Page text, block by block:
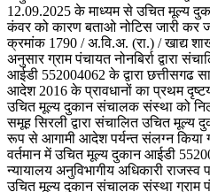
12.09.2025 के माध्यम से उचित मूल्य
कंवर को कारण बताओ नोटिस जारी कर
क्रमांक 1790 / अ.वि.अ. (रा.) / खाद्य
अनुसार ग्राम पंचायत नोनबिर्रा द्वारा
आईडी 552004062 के द्वारा छत्तीसगढ
आदेश 2016 के प्रावधानों का प्रथम
उचित मूल्य दुकान संचालक संस्था को
समूह सिरली द्वारा संचालित उचित मूल्य
रूप से आगामी आदेश पर्यन्त संलग्न किया
वर्तमान में उचित मूल्य दुकान आईडी
न्यायालय अनुविभागीय अधिकारी राजस्व
उचित मूल्य दुकान संचालक संस्था ग्राम